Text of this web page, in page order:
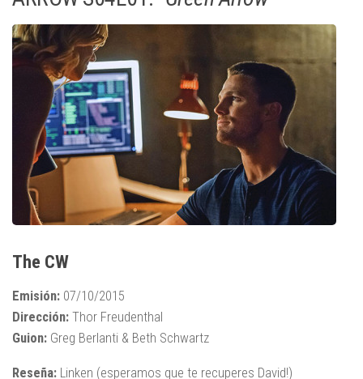
The CW
Emisión: 07/10/2015
Dirección: Thor Freudenthal
Guion: Greg Berlanti & Beth Schwartz
Reseña: Linken (esperamos que te recuperes David!)